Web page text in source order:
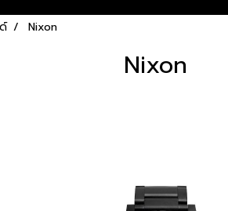
Nixon
Nixon